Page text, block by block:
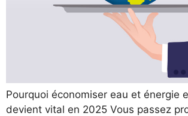
Pourquoi économiser eau et énergie
devient vital en 2025 Vous passez